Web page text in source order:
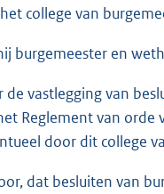
college van
burgemeester en
de vastlegging van
Reglement van orde
door dit college
dat besluiten van